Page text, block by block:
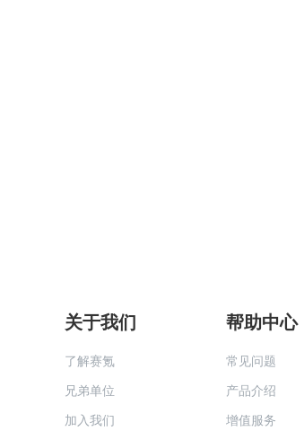
关于我们
了解赛氪
兄弟单位
加入我们
帮助中心
常见问题
产品介绍
增值服务